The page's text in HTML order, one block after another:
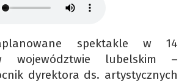
spektakle w 14
województwie lubelskim –
dyrektora ds. artystycznych